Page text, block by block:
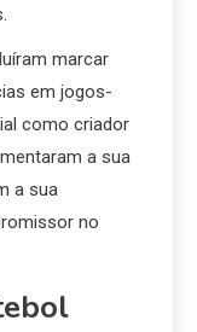
marcar
em jogos-
como criador
a sua
a sua
no